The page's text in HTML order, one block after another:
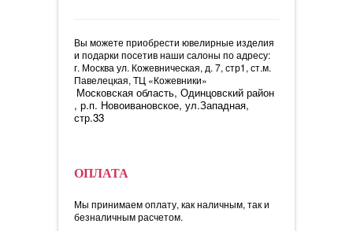
Вы можете приобрести ювелирные изделия
и подарки посетив наши салоны по адресу:
г. Москва ул. Кожевническая, д. 7, стр1, ст.м.
Павелецкая, ТЦ «Кожевники»
Московская область, Одинцовский район
, р.п. Новоивановское, ул.Западная,
стр.33
ОПЛАТА
Мы принимаем оплату, как наличным, так и
безналичным расчетом.